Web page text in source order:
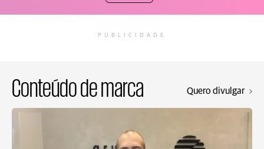
PUBLICIDADE
Conteúdo de marca Quero divulgar